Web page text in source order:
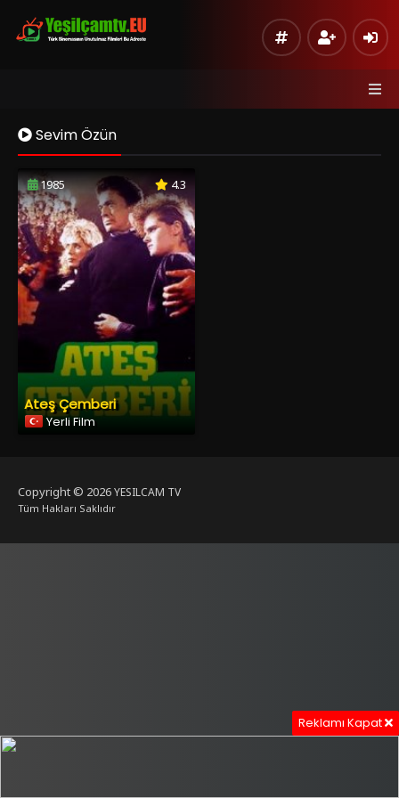
Sevim Özün
1985 4.3
Ateş Çemberi
Yerli Film
Copyright © 2026YESILCAM TV
Tüm Hakları Saklıdır
Reklamı Kapat